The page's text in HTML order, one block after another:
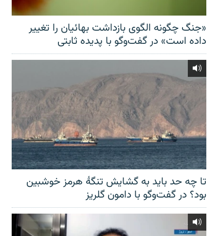
«جنگ چگونه الگوی بازداشت بهائیان را تغییر
داده است» در گفت‌وگو با پدیده ثابتی
تا چه حد باید به گشایش تنگهٔ هرمز خوشبین
بود؟ در گفت‌وگو با دامون گلریز